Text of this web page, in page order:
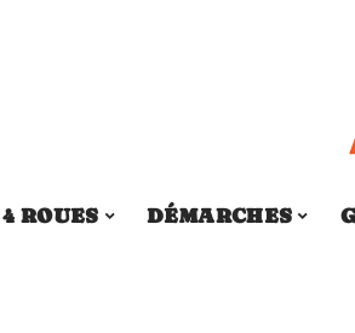
4 ROUES DÉMARCHES